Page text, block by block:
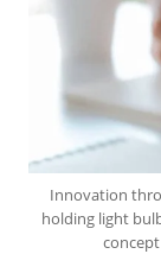
Innovation
holding light